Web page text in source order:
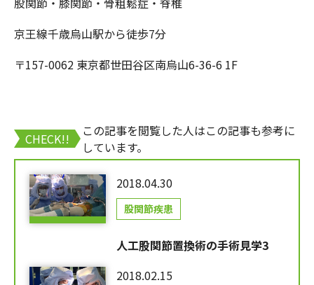
京王線千歳烏山駅から徒歩7分
〒157-0062 東京都世田谷区南烏山6-36-6 1F
CHECK!!
この記事を閲覧した人はこの記事も参考に
しています。
2018.04.30
股関節疾患
人工股関節置換術の手術見学3
2018.02.15